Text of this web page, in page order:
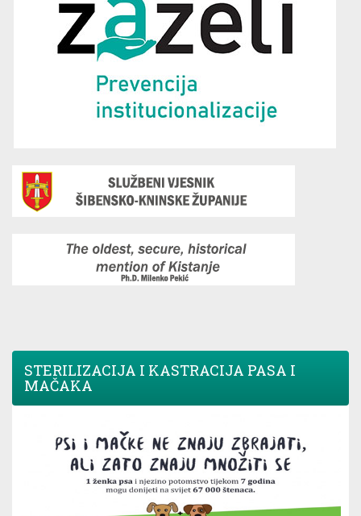
STERILIZACIJA I KASTRACIJA PASA I
MAČAKA